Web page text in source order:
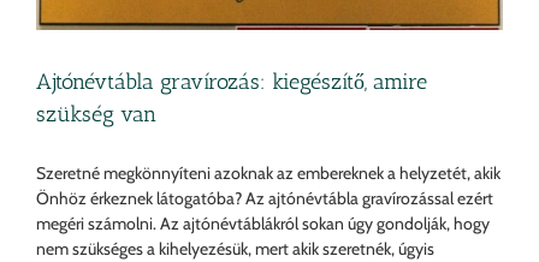
Ajtónévtábla gravírozás: kiegészítő, amire
szükség van
Szeretné megkönnyíteni azoknak az embereknek a helyzetét, akik
Önhöz érkeznek látogatóba? Az ajtónévtábla gravírozással ezért
megéri számolni. Az ajtónévtáblákról sokan úgy gondolják, hogy
nem szükséges a kihelyezésük, mert akik szeretnék, úgyis